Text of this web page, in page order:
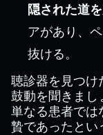
隠された道
アがあり、
抜ける。
聴診器を見つけ
鼓動を聞きまし
単なる患者では
贄であったとい